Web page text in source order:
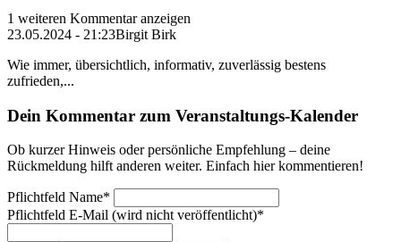
1 weiteren Kommentar anzeigen
23.05.2024 - 21:23Birgit Birk
Wie immer, übersichtlich, informativ, zuverlässig bestens
zufrieden,...
Dein Kommentar zum Veranstaltungs-Kalender
Ob kurzer Hinweis oder persönliche Empfehlung – deine
Rückmeldung hilft anderen weiter. Einfach hier kommentieren!
Pflichtfeld Name*
Pflichtfeld E-Mail (wird nicht veröffentlicht)*